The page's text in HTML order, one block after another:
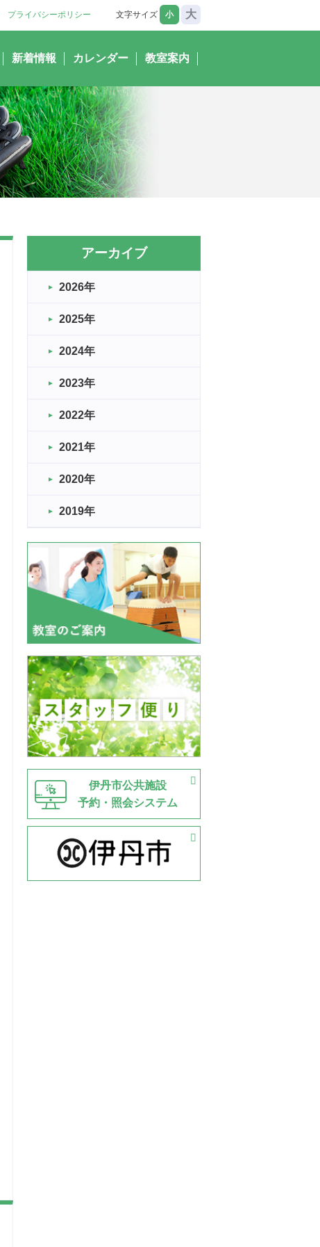
プライバシーポリシー
新着情報 カレンダー 教室案内
文字サイズ 小 大
アーカイブ
2026年
2025年
2024年
2023年
2022年
2021年
2020年
2019年
伊丹市公共施設
予約・照会システム